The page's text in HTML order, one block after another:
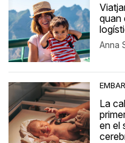
quan
Anna
La
en el